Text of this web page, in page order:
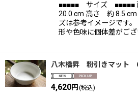
■■■■■ サイズ ■■■■■
20.0 cm 高さ 約 8.5
ズは参考イメージです
形や色味に個体差がご
八木橋昇 粉引きマット
4,620円 (税込)